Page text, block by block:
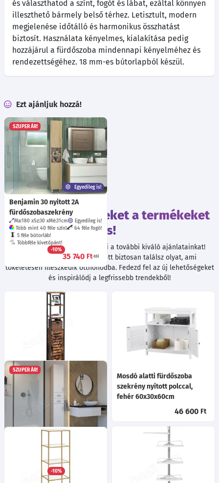
és választhatod a színt, fogót és lábat, ezáltal könnyen
illeszthető bármely belső térhez. Letisztult, modern
megjelenése időtálló és harmonikus összhatást
biztosít. Használata kényelmes, kialakítása pedig
hozzájárul a fürdőszoba mindennapi kényelméhez és
rendezettségéhez. 18 mm-es bútorlapból készül.
Ezt ajánljuk hozzá!
SZUPER ÁR!
Egyedileg is!
Benjamin 30 nyitott 2A
fürdőszobaszekrény
Ma:180 Sz:30 Mé:31cm
Egyedileg is!
Több mint 40 féle szín!
64 féle fogó!
5 féle bútorláb!
Többféle kivetőpánt!
-10%
35 740 Ft-tól
Tekintsd meg ezeket a termékeket
is!
Böngészés közben ne hagyd ki a további kiváló ajánlatainkat!
Válogatott termékeink között biztosan találsz olyat, ami
tökéletesen illeszkedik otthonodba. Fedezd fel az új lehetőségeket
és inspirálódj a legfrissebb trendekből!
Magas szekrény polcokkal
fürdőszobába, nappaliba,
rusztikus barna 37x30x164cm
52 300
Mosdó alatti fürdőszoba
szekrény nyitott polccal,
fehér 60x30x60cm
46 600 Ft
SZUPER ÁR!
Basic Benjamin 30 2A 2F
Sz:30 Mé:31cm
-10%
37 360